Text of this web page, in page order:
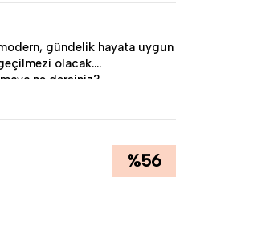
gündelik hayata uygun
olacak.
ne dersiniz?
%56